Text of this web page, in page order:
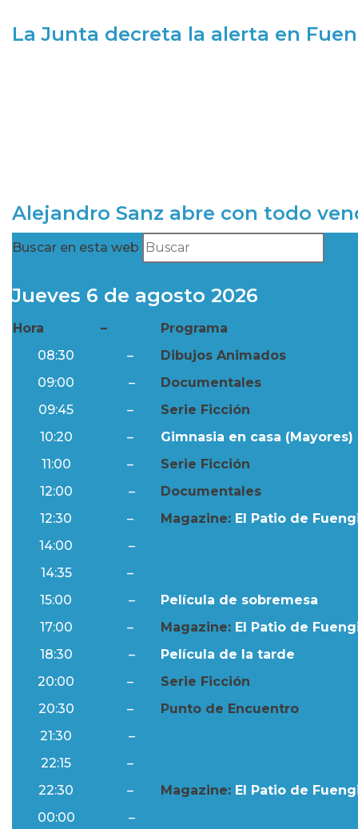
La Junta decreta la alerta en
Alejandro Sanz abre con todo
Buscar en esta web
Jueves 6 de agosto 2026
Hora –
Programa
08:30
–
Dibujos Animados
09:00
–
Documentales
09:45
–
Serie Ficción
10:20
–
Gimnasia en casa (Mayores)
11:00
–
Serie Ficción
12:00
–
Documentales
12:30
– Magazine: El Patio de
14:00
–
14:35
–
15:00
–
Película de sobremesa
17:00
– Magazine: El Patio de
18:30
–
Película de la tarde
20:00
–
Serie Ficción
20:30
–
Punto de Encuentro
21:30
–
22:15
–
22:30
– Magazine: El Patio de
00:00
–